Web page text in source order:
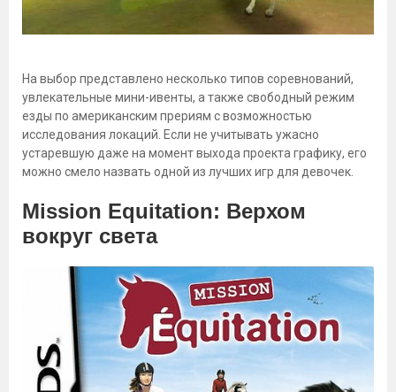
На выбор представлено несколько типов соревнований,
увлекательные мини-ивенты, а также свободный режим
езды по американским прериям с возможностью
исследования локаций. Если не учитывать ужасно
устаревшую даже на момент выхода проекта графику, его
можно смело назвать одной из лучших игр для девочек.
Mission Equitation: Верхом
вокруг света